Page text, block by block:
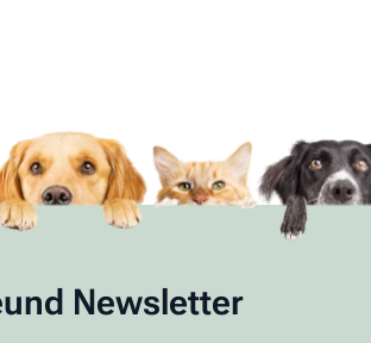
Newsletter